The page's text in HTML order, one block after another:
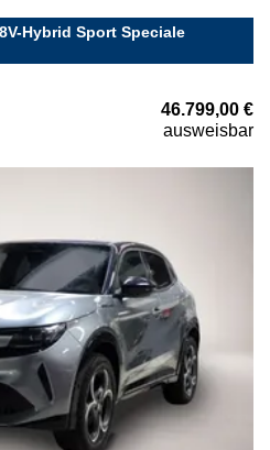
Hybrid Sport Speciale
46.799,00 €
ausweisbar